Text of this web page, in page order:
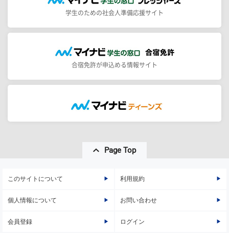
学生のための社会人準備応援サイト
合宿免許が申込める情報サイト
Page Top
このサイトについて 利用規約
個人情報について お問い合わせ
会員登録 ログイン